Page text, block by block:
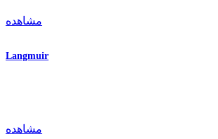
مشاهده
Langmuir
مشاهده